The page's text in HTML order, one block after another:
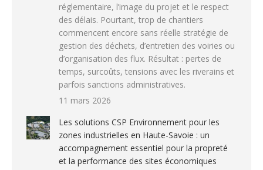
réglementaire, l’image du projet et le respect
des délais. Pourtant, trop de chantiers
commencent encore sans réelle stratégie de
gestion des déchets, d’entretien des voiries ou
d’organisation des flux. Résultat : pertes de
temps, surcoûts, tensions avec les riverains et
parfois sanctions administratives.
11 mars 2026
Les solutions CSP Environnement pour les
zones industrielles en Haute-Savoie : un
accompagnement essentiel pour la propreté
et la performance des sites économiques